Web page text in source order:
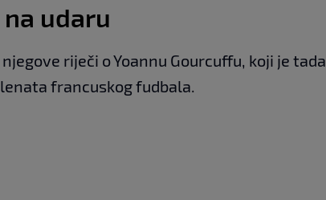
udaru
riječi o Yoannu Gourcuffu, koji je tada
francuskog fudbala.